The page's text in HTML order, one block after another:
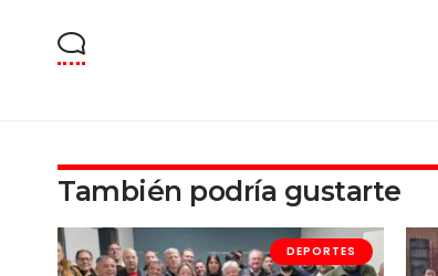
También podría gustarte
DEPORTES